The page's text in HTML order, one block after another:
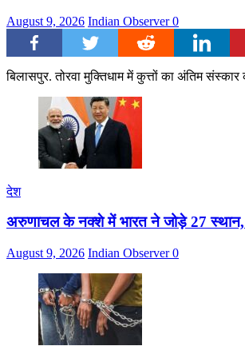
August 9, 2026 Indian Observer0
बिलासपुर. तोरवा मुक्तिधाम में कुत्तों का अंतिम
देश
अरुणाचल के नक्शे में भारत ने जोड़े 27 स्थान,
August 9, 2026 Indian Observer0